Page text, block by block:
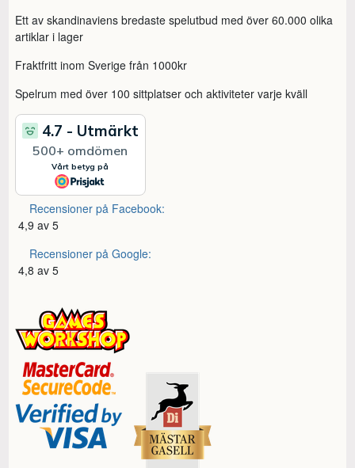
Ett av skandinaviens bredaste spelutbud med över 60.000 olika
artiklar i lager
Fraktfritt inom Sverige från 1000kr
Spelrum med över 100 sittplatser och aktiviteter varje kväll
Recensioner på Facebook:
4,9 av 5
Recensioner på Google:
4,8 av 5